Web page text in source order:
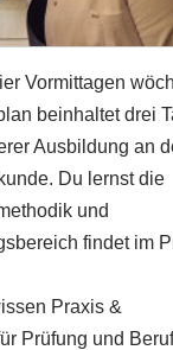
Vormittagen
beinhaltet drei
Ausbildung an
Du lernst die
und
findet im
Praxis &
Prüfung und